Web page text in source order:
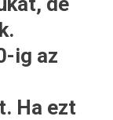
ig az
Ha ezt